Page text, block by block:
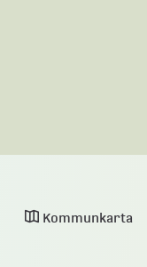
Kommunkarta